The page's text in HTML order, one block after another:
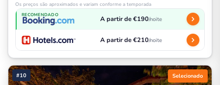
Os preços são aproximados e variam conforme a temporada
RECOMENDADO A partir de €190/noite
A partir de €210/noite
#10 Selecionado